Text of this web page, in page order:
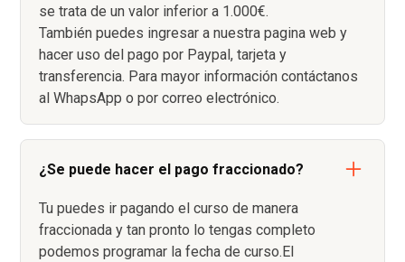
se trata de un valor inferior a 1.000€.
También puedes ingresar a nuestra pagina web y
hacer uso del pago por Paypal, tarjeta y
transferencia. Para mayor información contáctanos
al WhapsApp o por correo electrónico.
¿Se puede hacer el pago fraccionado?
Tu puedes ir pagando el curso de manera
fraccionada y tan pronto lo tengas completo
podemos programar la fecha de curso.El